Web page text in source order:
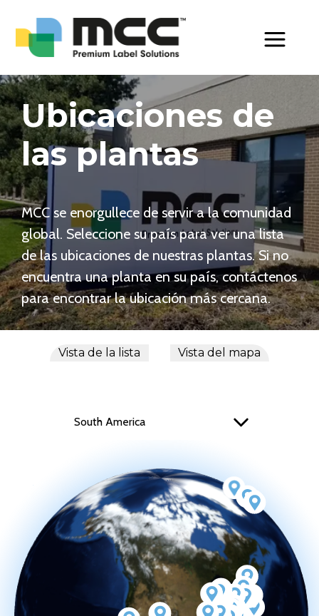
Ubicaciones de
las plantas
MCC se enorgullece de servir a la comunidad
global. Seleccione su país para ver una lista
de las ubicaciones de nuestras plantas. Si no
encuentra una planta en su país, contáctenos
para encontrar la ubicación más cercana.
Vista de la lista Vista del mapa
South America
Select Option